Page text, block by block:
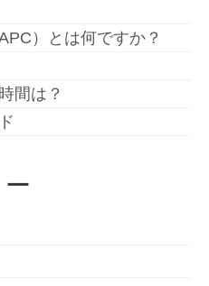
デン語
）とは何ですか？
間は？